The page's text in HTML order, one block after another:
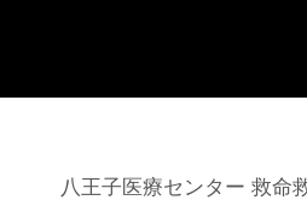
八王子医療センター 救命